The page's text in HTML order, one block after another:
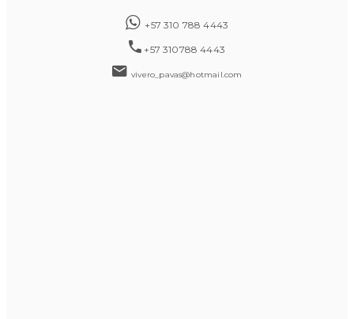
+57 310 788 4443
+57 310788 4443
vivero_pavas@hotmail.com